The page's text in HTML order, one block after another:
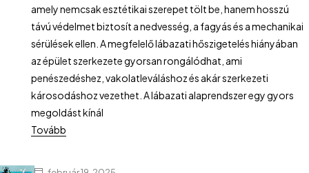
amely nemcsak esztétikai szerepet tölt be, hanem hosszú
távú védelmet biztosít a nedvesség, a fagyás és a mechanikai
sérülések ellen. A megfelelő lábazati hőszigetelés hiányában
az épület szerkezete gyorsan rongálódhat, ami
penészedéshez, vakolatleváláshoz és akár szerkezeti
károsodáshoz vezethet. A lábazati alaprendszer egy gyors
megoldást kínál
Tovább